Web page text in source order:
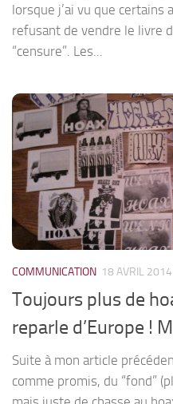
lorsque j’ai vu que certains
refusant de vendre le livre
“censure”. Les...
COMMUNICATION 18 AVRIL 2014
Toujours plus de
reparle d’Europe !
Suite à mon article
comme promis, du “fond”